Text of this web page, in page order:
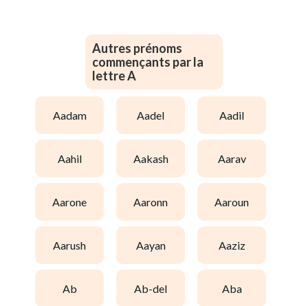
Autres prénoms
commençants par la
lettre A
aadam aadel aadil
aahil aakash aarav
aarone aaronn aaroun
aarush aayan aaziz
ab ab-del aba